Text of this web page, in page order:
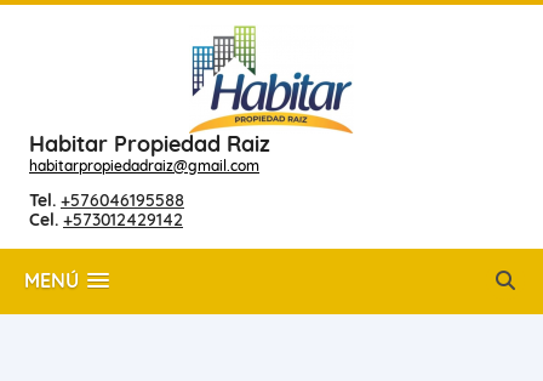
Habitar Propiedad Raiz
habitarpropiedadraiz@gmail.com
Tel. +576046195588
Cel. +573012429142
MENÚ